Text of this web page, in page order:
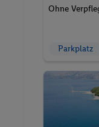
Ohne
Parkplatz